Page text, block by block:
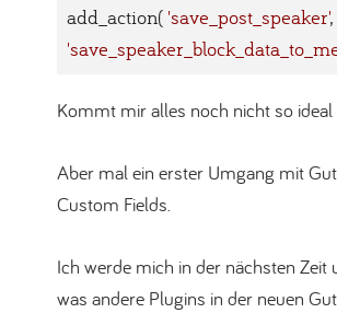
add_action( 'save_post_speaker'
Kommt mir alles noch nicht so ideal
Aber mal ein erster Umgang mit
Custom Fields.
Ich werde mich in der nächsten Zeit
was andere Plugins in der neuen